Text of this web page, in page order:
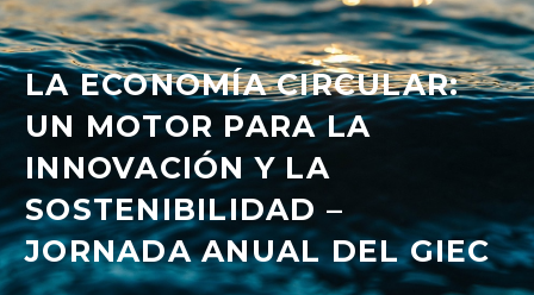
LA ECONOMÍA CIRCULAR:
UN MOTOR PARA LA
INNOVACIÓN Y LA
SOSTENIBILIDAD –
JORNADA ANUAL DEL GIEC